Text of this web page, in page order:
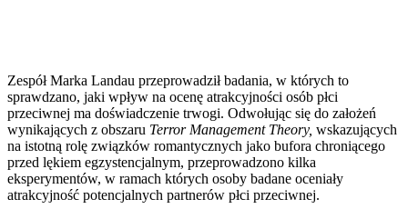
Zespół Marka Landau przeprowadził badania, w których to
sprawdzano, jaki wpływ na ocenę atrakcyjności osób płci
przeciwnej ma doświadczenie trwogi. Odwołując się do założeń
wynikających z obszaru Terror Management Theory, wskazujących
na istotną rolę związków romantycznych jako bufora chroniącego
przed lękiem egzystencjalnym, przeprowadzono kilka
eksperymentów, w ramach których osoby badane oceniały
atrakcyjność potencjalnych partnerów płci przeciwnej.